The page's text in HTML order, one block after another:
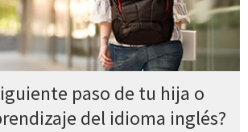
paso de tu hija o
del idioma inglés?